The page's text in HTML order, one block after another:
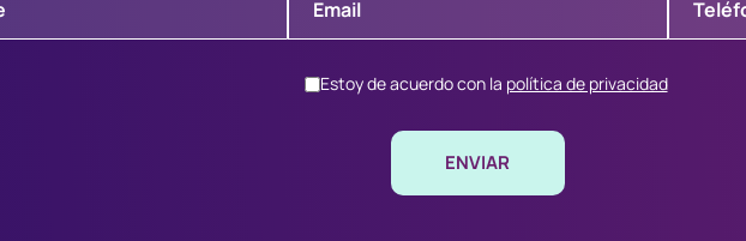
Estoy de acuerdo con la política de privacidad